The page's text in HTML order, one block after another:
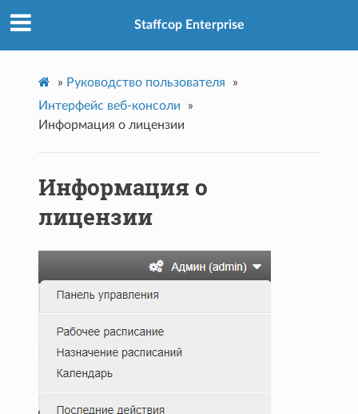
Staffcop Enterprise
» Руководство пользователя
»
Интерфейс веб-консоли
»
Информация о лицензии
Информация о
лицензии